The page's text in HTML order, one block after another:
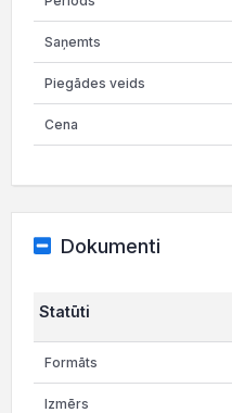
Dokumenti
Statūti